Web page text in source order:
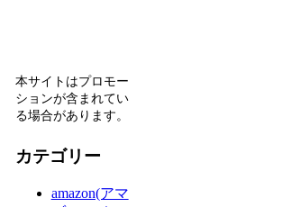
本サイトはプロモー
ションが含まれてい
る場合があります。
カテゴリー
amazon(アマ